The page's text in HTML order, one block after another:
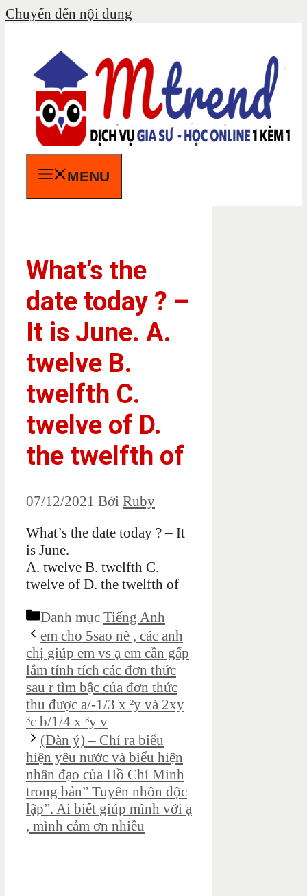
Chuyển đến nội dung
MENU
What’s the
date today ? –
It is June. A.
twelve B.
twelfth C.
twelve of D.
the twelfth of
07/12/2021 Bởi Ruby
What’s the date today ? – It
is June.
A. twelve B. twelfth C.
twelve of D. the twelfth of
Danh mục Tiếng Anh
em cho 5sao nè , các anh
chị giúp em vs ạ em cần gấp
lắm tính tích các đơn thức
sau r tìm bậc của đơn thức
thu được a/-1/3 x ²y và 2xy
³c b/1/4 x ³y v
(Dàn ý) – Chỉ ra biểu
hiện yêu nước và biểu hiện
nhân đạo của Hồ Chí Minh
trong bản” Tuyên nhôn độc
lập”. Ai biết giúp mình với ạ
, mình cảm ơn nhiều